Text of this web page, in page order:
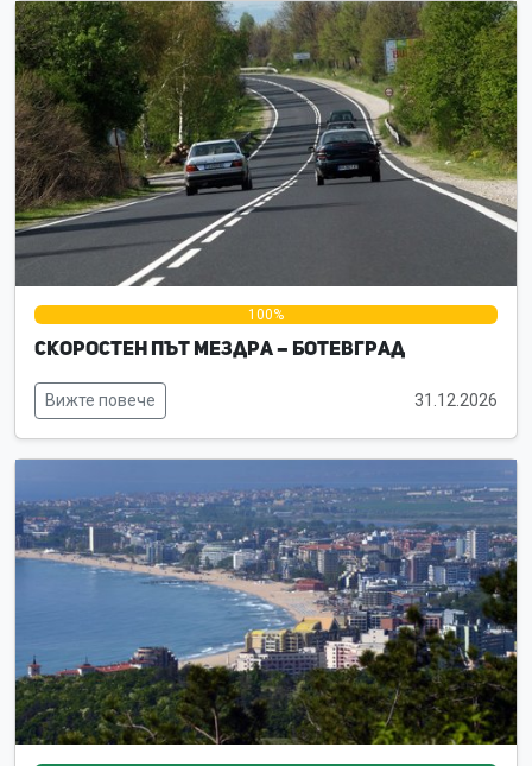
0% 100%
Скоростен път Мездра – Ботевград
Вижте повече 31.12.2026